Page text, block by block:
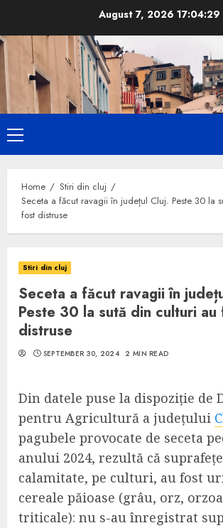
content
August 7, 2026 17:04:30
Primary
Menu
Home
Stiri din cluj
Seceta a făcut ravagii în județul Cluj. Peste 30 la
fost distruse
Stiri din cluj
Seceta a făcut ravagii în
Peste 30 la sută din culturi au
distruse
SEPTEMBER 30, 2024 2 MIN READ
Din datele puse la dispoziție de
pentru Agricultură a județului
pagubele provocate de seceta
anului 2024, rezultă că
calamitate, pe culturi, au fost
cereale păioase (grâu, orz,
triticale): nu s-au înregistrat